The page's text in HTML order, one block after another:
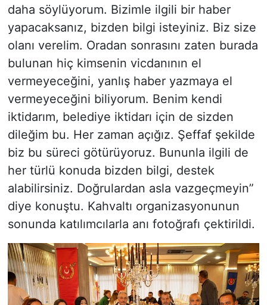
daha söylüyorum. Bizimle ilgili bir haber
yapacaksanız, bizden bilgi isteyiniz. Biz size
olanı verelim. Oradan sonrasını zaten burada
bulunan hiç kimsenin vicdanının el
vermeyeceğini, yanlış haber yazmaya el
vermeyeceğini biliyorum. Benim kendi
iktidarım, belediye iktidarı için de sizden
dileğim bu. Her zaman açığız. Şeffaf şekilde
biz bu süreci götürüyoruz. Bununla ilgili de
her türlü konuda bizden bilgi, destek
alabilirsiniz. Doğrulardan asla vazgeçmeyin”
diye konuştu. Kahvaltı organizasyonunun
sonunda katılımcılarla anı fotoğrafı çektirildi.